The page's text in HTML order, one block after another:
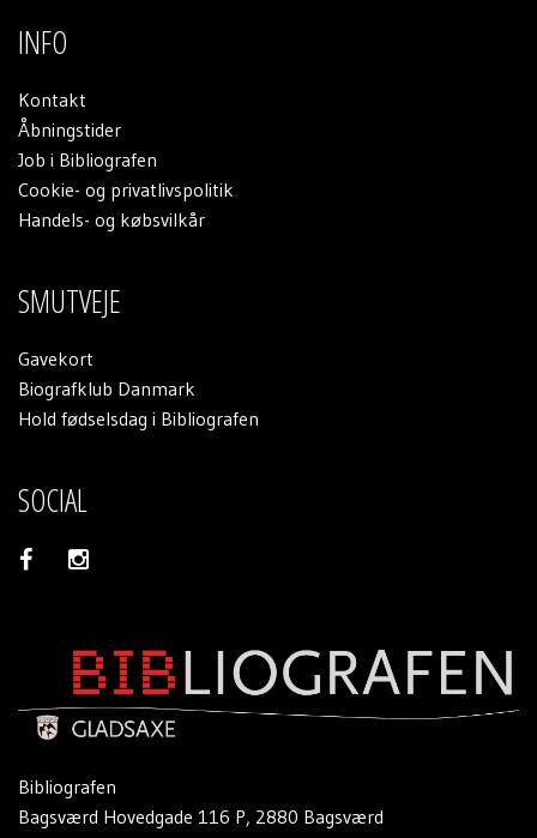
INFO
Kontakt
Åbningstider
Job i Bibliografen
Cookie- og privatlivspolitik
Handels- og købsvilkår
SMUTVEJE
Gavekort
Biografklub Danmark
Hold fødselsdag i Bibliografen
SOCIAL
Bibliografen
Bagsværd Hovedgade 116 P, 2880 Bagsværd